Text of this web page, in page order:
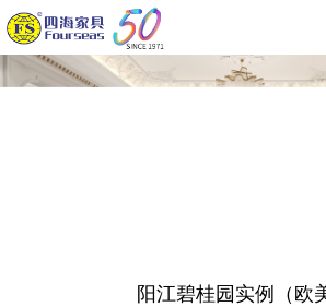
阳江碧桂园实例（欧